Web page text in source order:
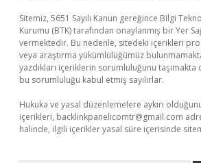
Sitemiz, 5651 Sayılı Kanun gereğince Bilgi
Kurumu (BTK) tarafından onaylanmış bir Yer
vermektedir. Bu nedenle, sitedeki içerikleri
veya araştırma yükümlülüğümüz
yazdıkları içeriklerin sorumluluğunu
bu sorumluluğu kabul etmiş sayılırlar.
Hukuka ve yasal düzenlemelere aykırı
içerikleri, backlinkpanelicomtr@gmail.com
halinde, ilgili içerikler yasal süre içerisinde